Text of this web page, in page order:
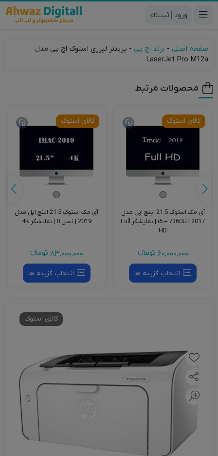
|
صفحه اصلی - برند اچ پی - پرینتر لیزری استوک اچ پی مدل
LaserJet Pro M12a
محصولات مرتبط
کالای استوک
آی مک استوک 21.5 اینچ اپل مدل
2017 | i5 – 7360U | نمایشگر Full
HD
60,000,000 تومانءء
انتخاب گزینه ها
کالای استوک
آی مک استوک 21.5 اینچ اپل مدل
2019 | نسل 8 | نمایشگر 4K
83,000,000 تومانءء
انتخاب گزینه ها
کالای استوک